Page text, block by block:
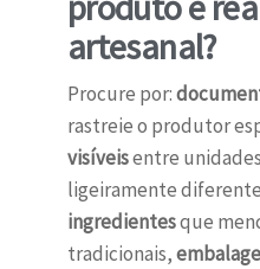
artesanal?
Procure por:
rastreie o produtor
visíveisentre
ligeiramente
ingredientesque
tradicionais,